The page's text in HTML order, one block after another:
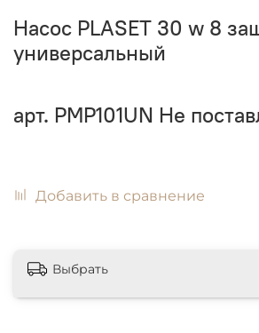
Насос PLASET 30 w 8
универсальный
арт. PMP101UN Не
Добавить в сравнение
Выбрать